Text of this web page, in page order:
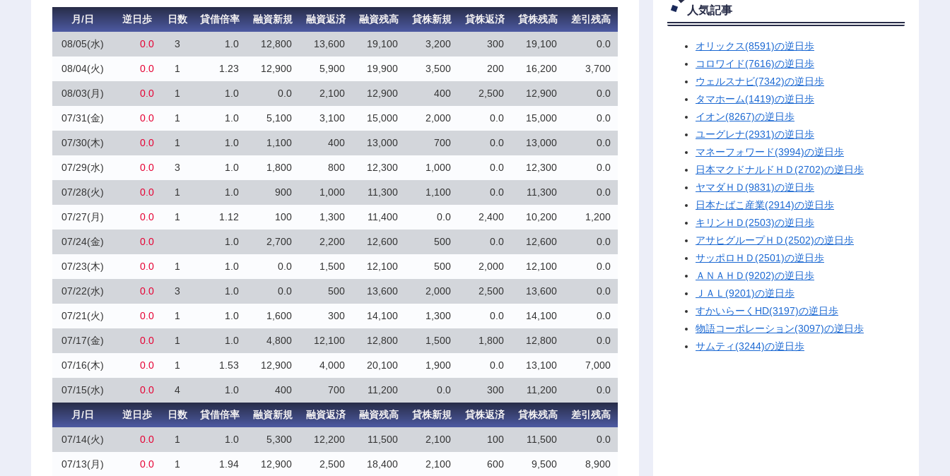
月/日 逆日歩 日数 貸借倍率 融資新規 融資返済 融資残高 貸株新規 貸株返済 貸株残高 差引残高
08/05(水) 0.0 3 1.0 12,800 13,600 19,100 3,200 300 19,100 0.0
08/04(火) 0.0 1 1.23 12,900 5,900 19,900 3,500 200 16,200 3,700
08/03(月) 0.0 1 1.0 0.0 2,100 12,900 400 2,500 12,900 0.0
07/31(金) 0.0 1 1.0 5,100 3,100 15,000 2,000 0.0 15,000 0.0
07/30(木) 0.0 1 1.0 1,100 400 13,000 700 0.0 13,000 0.0
07/29(水) 0.0 3 1.0 1,800 800 12,300 1,000 0.0 12,300 0.0
07/28(火) 0.0 1 1.0 900 1,000 11,300 1,100 0.0 11,300 0.0
07/27(月) 0.0 1 1.12 100 1,300 11,400 0.0 2,400 10,200 1,200
07/24(金) 0.0 1.0 2,700 2,200 12,600 500 0.0 12,600 0.0
07/23(木) 0.0 1 1.0 0.0 1,500 12,100 500 2,000 12,100 0.0
07/22(水) 0.0 3 1.0 0.0 500 13,600 2,000 2,500 13,600 0.0
07/21(火) 0.0 1 1.0 1,600 300 14,100 1,300 0.0 14,100 0.0
07/17(金) 0.0 1 1.0 4,800 12,100 12,800 1,500 1,800 12,800 0.0
07/16(木) 0.0 1 1.53 12,900 4,000 20,100 1,900 0.0 13,100 7,000
07/15(水) 0.0 4 1.0 400 700 11,200 0.0 300 11,200 0.0
月/日 逆日歩 日数 貸借倍率 融資新規 融資返済 融資残高 貸株新規 貸株返済 貸株残高 差引残高
07/14(火) 0.0 1 1.0 5,300 12,200 11,500 2,100 100 11,500 0.0
07/13(月) 0.0 1 1.94 12,900 2,500 18,400 2,100 600 9,500 8,900
人気記事
オリックス(8591)の逆日歩
コロワイド(7616)の逆日歩
ウェルスナビ(7342)の逆日歩
タマホーム(1419)の逆日歩
イオン(8267)の逆日歩
ユーグレナ(2931)の逆日歩
マネーフォワード(3994)の逆日歩
日本マクドナルドＨＤ(2702)の逆日歩
ヤマダＨＤ(9831)の逆日歩
日本たばこ産業(2914)の逆日歩
キリンＨＤ(2503)の逆日歩
アサヒグループＨＤ(2502)の逆日歩
サッポロＨＤ(2501)の逆日歩
ＡＮＡＨＤ(9202)の逆日歩
ＪＡＬ(9201)の逆日歩
すかいらーくHD(3197)の逆日歩
物語コーポレーション(3097)の逆日歩
サムティ(3244)の逆日歩